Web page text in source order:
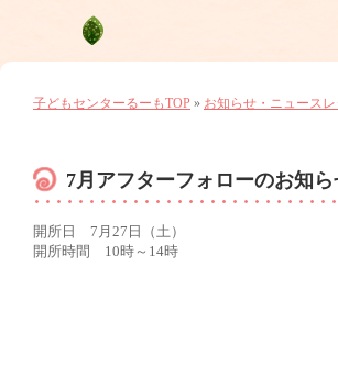
子どもセンターるーもTOP » お知らせ・ニュースレ
7月アフターフォローのお知ら
開所日 7月27日（土）
開所時間 10時～14時